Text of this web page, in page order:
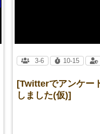
[Twitterでアンケー
しました(仮)]
3-6 10-15